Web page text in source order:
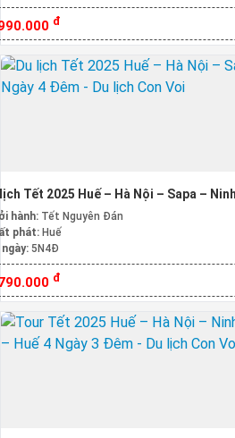
đ
Tết 2025 Huế – Hà Nội – Sapa –
hành: Tết Nguyên Đán
phát: Huế
5N4Đ
đ